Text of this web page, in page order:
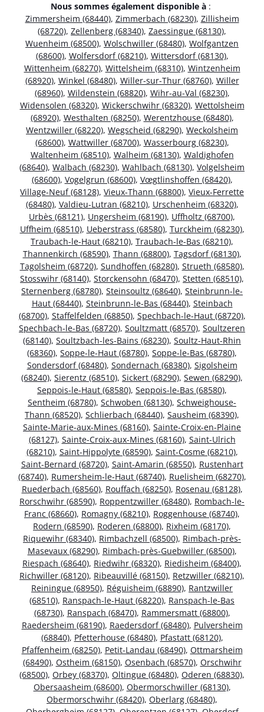
Nous sommes également disponible à :
Zimmersheim (68440), Zimmerbach (68230), Zillisheim
(68720), Zellenberg (68340), Zaessingue (68130),
Wuenheim (68500), Wolschwiller (68480), Wolfgantzen
(68600), Wolfersdorf (68210), Wittersdorf (68130),
Wittenheim (68270), Wittelsheim (68310), Wintzenheim
(68920), Winkel (68480), Willer-sur-Thur (68760), Willer
(68960), Wildenstein (68820), Wihr-au-Val (68230),
Widensolen (68320), Wickerschwihr (68320), Wettolsheim
(68920), Westhalten (68250), Werentzhouse (68480),
Wentzwiller (68220), Wegscheid (68290), Weckolsheim
(68600), Wattwiller (68700), Wasserbourg (68230),
Waltenheim (68510), Walheim (68130), Waldighofen
(68640), Walbach (68230), Wahlbach (68130), Volgelsheim
(68600), Vogelgrun (68600), Vœgtlinshoffen (68420),
Village-Neuf (68128), Vieux-Thann (68800), Vieux-Ferrette
(68480), Valdieu-Lutran (68210), Urschenheim (68320),
Urbès (68121), Ungersheim (68190), Uffholtz (68700),
Uffheim (68510), Ueberstrass (68580), Turckheim (68230),
Traubach-le-Haut (68210), Traubach-le-Bas (68210),
Thannenkirch (68590), Thann (68800), Tagsdorf (68130),
Tagolsheim (68720), Sundhoffen (68280), Strueth (68580),
Stosswihr (68140), Storckensohn (68470), Stetten (68510),
Sternenberg (68780), Steinsoultz (68640), Steinbrunn-le-
Haut (68440), Steinbrunn-le-Bas (68440), Steinbach
(68700), Staffelfelden (68850), Spechbach-le-Haut (68720),
Spechbach-le-Bas (68720), Soultzmatt (68570), Soultzeren
(68140), Soultzbach-les-Bains (68230), Soultz-Haut-Rhin
(68360), Soppe-le-Haut (68780), Soppe-le-Bas (68780),
Sondersdorf (68480), Sondernach (68380), Sigolsheim
(68240), Sierentz (68510), Sickert (68290), Sewen (68290),
Seppois-le-Haut (68580), Seppois-le-Bas (68580),
Sentheim (68780), Schwoben (68130), Schweighouse-
Thann (68520), Schlierbach (68440), Sausheim (68390),
Sainte-Marie-aux-Mines (68160), Sainte-Croix-en-Plaine
(68127), Sainte-Croix-aux-Mines (68160), Saint-Ulrich
(68210), Saint-Hippolyte (68590), Saint-Cosme (68210),
Saint-Bernard (68720), Saint-Amarin (68550), Rustenhart
(68740), Rumersheim-le-Haut (68740), Ruelisheim (68270),
Ruederbach (68560), Rouffach (68250), Rosenau (68128),
Rorschwihr (68590), Roppentzwiller (68480), Rombach-le-
Franc (68660), Romagny (68210), Roggenhouse (68740),
Rodern (68590), Roderen (68800), Rixheim (68170),
Riquewihr (68340), Rimbachzell (68500), Rimbach-près-
Masevaux (68290), Rimbach-près-Guebwiller (68500),
Riespach (68640), Riedwihr (68320), Riedisheim (68400),
Richwiller (68120), Ribeauvillé (68150), Retzwiller (68210),
Reiningue (68950), Réguisheim (68890), Rantzwiller
(68510), Ranspach-le-Haut (68220), Ranspach-le-Bas
(68730), Ranspach (68470), Rammersmatt (68800),
Raedersheim (68190), Raedersdorf (68480), Pulversheim
(68840), Pfetterhouse (68480), Pfastatt (68120),
Pfaffenheim (68250), Petit-Landau (68490), Ottmarsheim
(68490), Ostheim (68150), Osenbach (68570), Orschwihr
(68500), Orbey (68370), Oltingue (68480), Oderen (68830),
Obersaasheim (68600), Obermorschwiller (68130),
Obermorschwihr (68420), Oberlarg (68480),